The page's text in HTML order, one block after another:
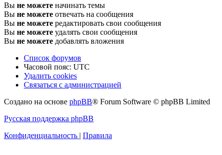
Вы не можете начинать темы
Вы не можете отвечать на сообщения
Вы не можете редактировать свои сообщения
Вы не можете удалять свои сообщения
Вы не можете добавлять вложения
Список форумов
Часовой пояс: UTC
Удалить cookies
Связаться
администрацией
Связаться с администрацией
Создано на основе phpBB® Forum Software © phpBB Limited
Русская поддержка phpBB
Конфиденциальность | Правила